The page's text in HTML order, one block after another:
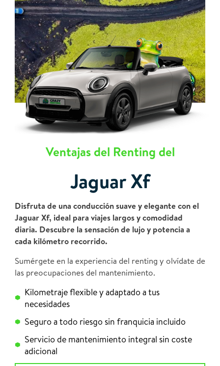
Ventajas del Renting del
Jaguar Xf
Disfruta de una conducción suave y elegante con el
Jaguar Xf, ideal para viajes largos y comodidad
diaria. Descubre la sensación de lujo y potencia a
cada kilómetro recorrido.
Sumérgete en la experiencia del renting y olvídate de
las preocupaciones del mantenimiento.
Kilometraje flexible y adaptado a tus
necesidades
Seguro a todo riesgo sin franquicia incluido
Servicio de mantenimiento integral sin coste
adicional